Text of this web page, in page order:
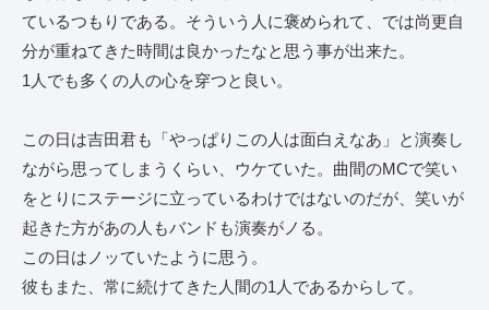
ているつもりである。そういう人に褒められて、では尚更自
分が重ねてきた時間は良かったなと思う事が出来た。
1人でも多くの人の心を穿つと良い。
この日は吉田君も「やっぱりこの人は面白えなあ」と演奏し
ながら思ってしまうくらい、ウケていた。曲間のMCで笑い
をとりにステージに立っているわけではないのだが、笑いが
起きた方があの人もバンドも演奏がノる。
この日はノッていたように思う。
彼もまた、常に続けてきた人間の1人であるからして。